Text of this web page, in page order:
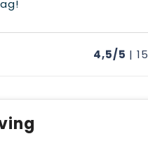
4,5/5 | 15